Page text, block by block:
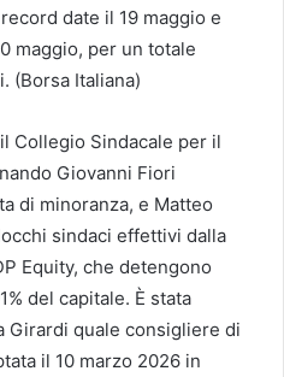
date il 19 maggio e
maggio, per un totale
(Borsa Italiana)
Collegio Sindacale per il
Giovanni Fiori
di minoranza, e Matteo
sindaci effettivi dalla
Equity, che detengono
del capitale. È stata
Girardi quale consigliere di
il 10 marzo 2026 in